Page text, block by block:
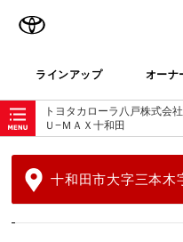
ラインアップ オーナ
トヨタカローラ八戸株式会社
Ｕ−ＭＡＸ十和田
ローカルナビゲーション
十和田市大字三本木